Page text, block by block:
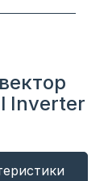
Inverter